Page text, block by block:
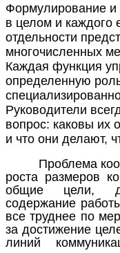
Формулирование и
в целом и каждого
отдельности
многочисленных
Каждая функция
определенную
Руководители
вопрос: каковы их
и что они делают,
Проблема
роста размеров
общие цели,
содержание
все труднее по
за достижение
линий